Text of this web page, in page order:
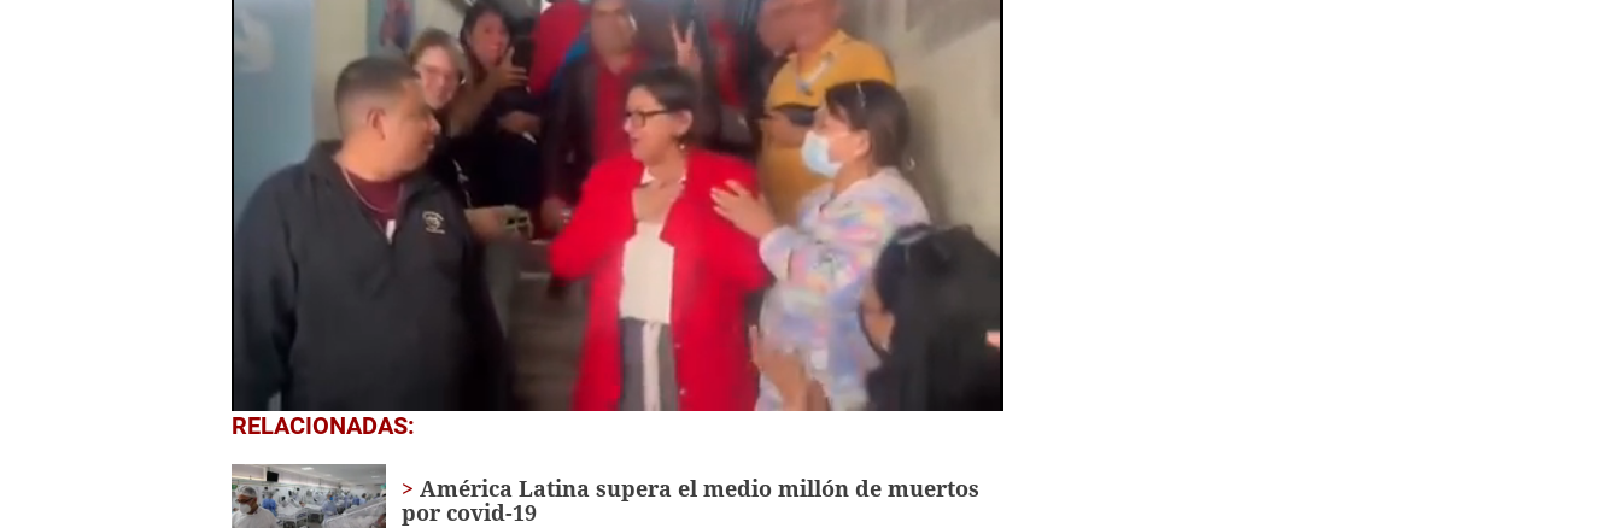
0
seconds
36
secondsVolume
0%
RELACIONADAS:
América Latina supera el medio millón de muertos
por covid-19